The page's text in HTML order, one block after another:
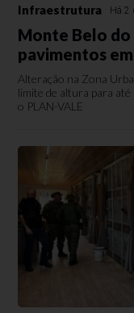
Infraestrutura Há 2
Monte Belo do
pavimentos
Alteração na Zona
limite de altura para
o PLAN-VALE